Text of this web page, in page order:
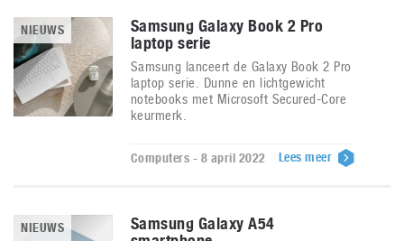
NIEUWS
Samsung Galaxy Book 2 Pro
laptop serie
Samsung lanceert de Galaxy Book 2 Pro
laptop serie. Dunne en lichtgewicht
notebooks met Microsoft Secured-Core
keurmerk.
Computers - 8 april 2022 Lees meer
NIEUWS
Samsung Galaxy A54